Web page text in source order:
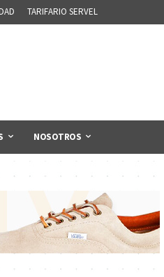
TARIFARIO SERVEL
NOSOTROS